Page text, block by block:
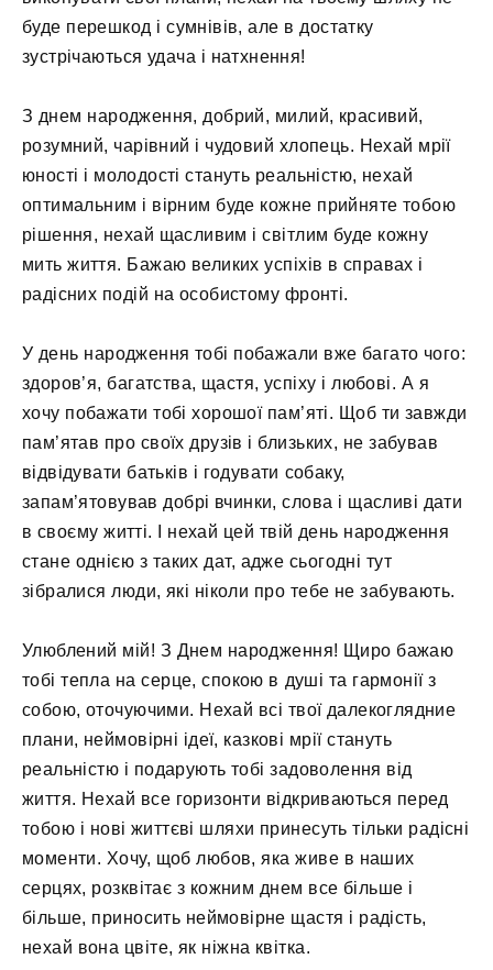
буде перешкод і сумнівів, але в достатку
зустрічаються удача і натхнення!
З днем ​​народження, добрий, милий, красивий,
розумний, чарівний і чудовий хлопець. Нехай мрії
юності і молодості стануть реальністю, нехай
оптимальним і вірним буде кожне прийняте тобою
рішення, нехай щасливим і світлим буде кожну
мить життя. Бажаю великих успіхів в справах і
радісних подій на особистому фронті.
У день народження тобі побажали вже багато чого:
здоров’я, багатства, щастя, успіху і любові. А я
хочу побажати тобі хорошої пам’яті. Щоб ти завжди
пам’ятав про своїх друзів і близьких, не забував
відвідувати батьків і годувати собаку,
запам’ятовував добрі вчинки, слова і щасливі дати
в своєму житті. І нехай цей твій день народження
стане однією з таких дат, адже сьогодні тут
зібралися люди, які ніколи про тебе не забувають.
Улюблений мій! З Днем народження! Щиро бажаю
тобі тепла на серце, спокою в душі та гармонії з
собою, оточуючими. Нехай всі твої далекоглядние
плани, неймовірні ідеї, казкові мрії стануть
реальністю і подарують тобі задоволення від
життя. Нехай все горизонти відкриваються перед
тобою і нові життєві шляхи принесуть тільки радісні
моменти. Хочу, щоб любов, яка живе в наших
серцях, розквітає з кожним днем ​​все більше і
більше, приносить неймовірне щастя і радість,
нехай вона цвіте, як ніжна квітка.